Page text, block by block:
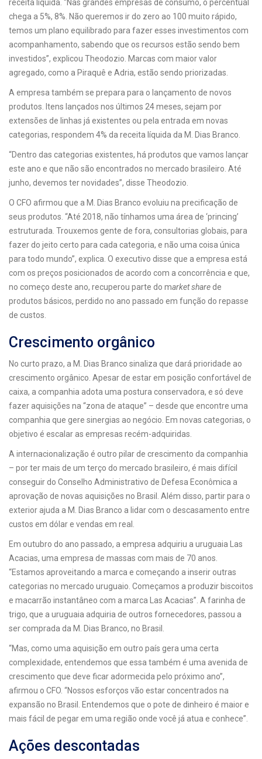
receita líquida. “Nas grandes empresas de consumo, o percentual
chega a 5%, 8%. Não queremos ir do zero ao 100 muito rápido,
temos um plano equilibrado para fazer esses investimentos com
acompanhamento, sabendo que os recursos estão sendo bem
investidos”, explicou Theodozio. Marcas com maior valor
agregado, como a Piraquê e Adria, estão sendo priorizadas.
A empresa também se prepara para o lançamento de novos
produtos. Itens lançados nos últimos 24 meses, sejam por
extensões de linhas já existentes ou pela entrada em novas
categorias, respondem 4% da receita líquida da M. Dias Branco.
“Dentro das categorias existentes, há produtos que vamos lançar
este ano e que não são encontrados no mercado brasileiro. Até
junho, devemos ter novidades”, disse Theodozio.
O CFO afirmou que a M. Dias Branco evoluiu na precificação de
seus produtos. “Até 2018, não tínhamos uma área de ‘princing’
estruturada. Trouxemos gente de fora, consultorias globais, para
fazer do jeito certo para cada categoria, e não uma coisa única
para todo mundo”, explica. O executivo disse que a empresa está
com os preços posicionados de acordo com a concorrência e que,
no começo deste ano, recuperou parte do market share de
produtos básicos, perdido no ano passado em função do repasse
de custos.
Crescimento orgânico
No curto prazo, a M. Dias Branco sinaliza que dará prioridade ao
crescimento orgânico. Apesar de estar em posição confortável de
caixa, a companhia adota uma postura conservadora, e só deve
fazer aquisições na “zona de ataque” – desde que encontre uma
companhia que gere sinergias ao negócio. Em novas categorias, o
objetivo é escalar as empresas recém-adquiridas.
A internacionalização é outro pilar de crescimento da companhia
– por ter mais de um terço do mercado brasileiro, é mais difícil
conseguir do Conselho Administrativo de Defesa Econômica a
aprovação de novas aquisições no Brasil. Além disso, partir para o
exterior ajuda a M. Dias Branco a lidar com o descasamento entre
custos em dólar e vendas em real.
Em outubro do ano passado, a empresa adquiriu a uruguaia Las
Acacias, uma empresa de massas com mais de 70 anos.
“Estamos aproveitando a marca e começando a inserir outras
categorias no mercado uruguaio. Começamos a produzir biscoitos
e macarrão instantâneo com a marca Las Acacias”. A farinha de
trigo, que a uruguaia adquiria de outros fornecedores, passou a
ser comprada da M. Dias Branco, no Brasil.
“Mas, como uma aquisição em outro país gera uma certa
complexidade, entendemos que essa também é uma avenida de
crescimento que deve ficar adormecida pelo próximo ano”,
afirmou o CFO. “Nossos esforços vão estar concentrados na
expansão no Brasil. Entendemos que o pote de dinheiro é maior e
mais fácil de pegar em uma região onde você já atua e conhece”.
Ações descontadas